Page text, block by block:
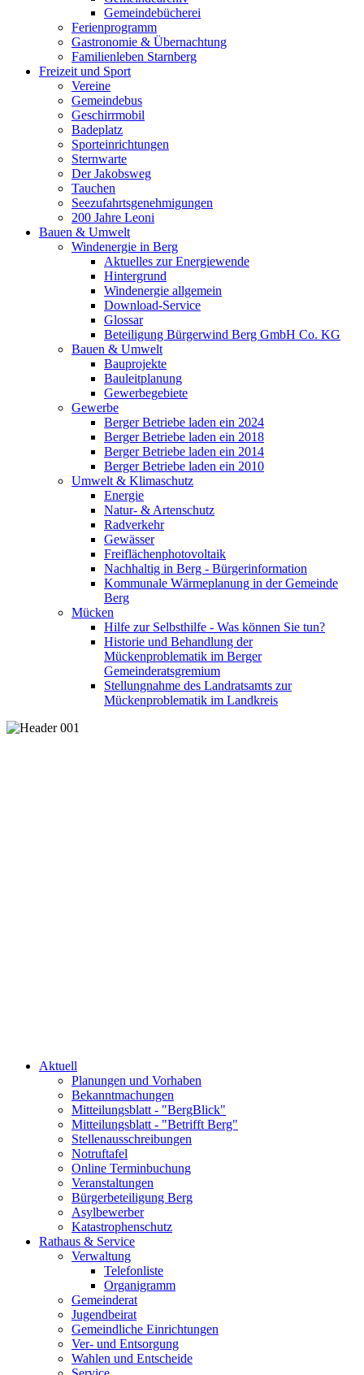
Gemeindebücherei
Ferienprogramm
Gastronomie & Übernachtung
Familienleben Starnberg
Freizeit und Sport
Vereine
Gemeindebus
Geschirrmobil
Badeplatz
Sporteinrichtungen
Sternwarte
Der Jakobsweg
Tauchen
Seezufahrtsgenehmigungen
200 Jahre Leoni
Bauen & Umwelt
Windenergie in Berg
Aktuelles zur Energiewende
Hintergrund
Windenergie allgemein
Download-Service
Glossar
Beteiligung Bürgerwind Berg GmbH Co. KG
Bauen & Umwelt
Bauprojekte
Bauleitplanung
Gewerbegebiete
Gewerbe
Berger Betriebe laden ein 2024
Berger Betriebe laden ein 2018
Berger Betriebe laden ein 2014
Berger Betriebe laden ein 2010
Umwelt & Klimaschutz
Energie
Natur- & Artenschutz
Radverkehr
Gewässer
Freiflächenphotovoltaik
Nachhaltig in Berg - Bürgerinformation
Kommunale Wärmeplanung in der Gemeinde
Berg
Mücken
Hilfe zur Selbsthilfe - Was können Sie tun?
Historie und Behandlung der
Mückenproblematik im Berger
Gemeinderatsgremium
Stellungnahme des Landratsamts zur
Mückenproblematik im Landkreis
Aktuell
Planungen und Vorhaben
Bekanntmachungen
Mitteilungsblatt - "BergBlick"
Mitteilungsblatt - "Betrifft Berg"
Stellenausschreibungen
Notruftafel
Online Terminbuchung
Veranstaltungen
Bürgerbeteiligung Berg
Asylbewerber
Katastrophenschutz
Rathaus & Service
Verwaltung
Telefonliste
Organigramm
Gemeinderat
Jugendbeirat
Gemeindliche Einrichtungen
Ver- und Entsorgung
Wahlen und Entscheide